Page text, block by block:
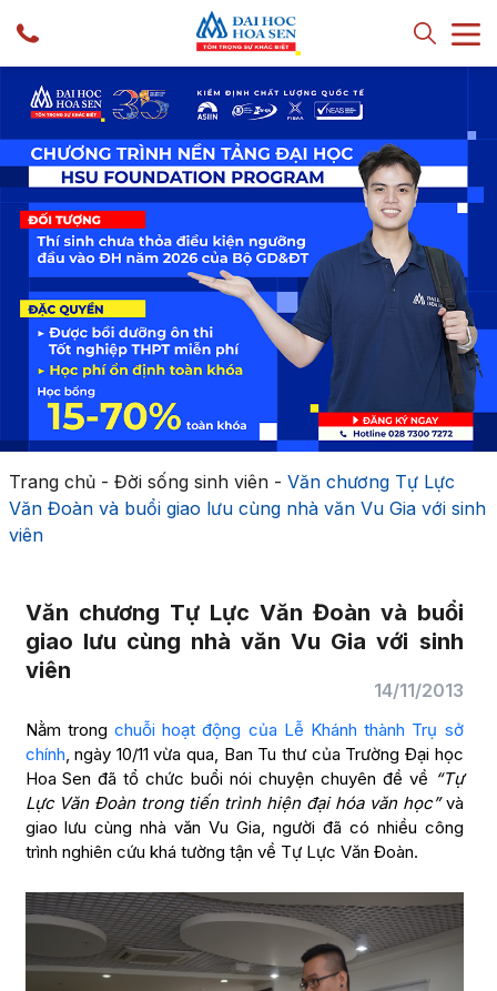
Trang chủ- Đời sống sinh viên- Văn chương Tự Lực
Văn Đoàn và buổi giao lưu cùng nhà văn Vu Gia với sinh
viên
Văn chương Tự Lực Văn Đoàn và buổi
giao lưu cùng nhà văn Vu Gia với sinh
viên
14/11/2013
Nằm trong chuỗi hoạt động của Lễ Khánh thành Trụ sở
chính, ngày 10/11 vừa qua, Ban Tu thư của Trường Đại học
Hoa Sen đã tổ chức buổi nói chuyện chuyên đề về “Tự
Lực Văn Đoàn trong tiến trình hiện đại hóa văn học”và
giao lưu cùng nhà văn Vu Gia, người đã có nhiều công
trình nghiên cứu khá tường tận về Tự Lực Văn Đoàn.